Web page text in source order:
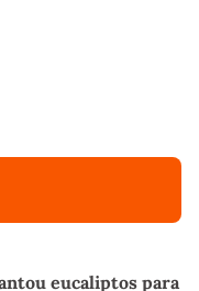
eucaliptos para